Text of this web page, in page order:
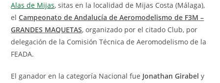
Alas de Mijas, sitas en la localidad de Mijas Costa (Málaga),
elCampeonato de Andalucía de Aeromodelismo de F3M –
GRANDES MAQUETAS, organizado por el citado Club, por
delegación de la Comisión Técnica de Aeromodelismo de la
FEADA.
El ganador en la categoría Nacional fue Jonathan Girabel y